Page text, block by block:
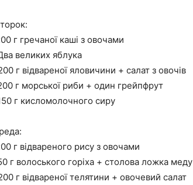
г гречаної каші з овочами
великих яблука
г відвареної яловичини + салат з овочів
г морської риби + один грейпфрут
г кисломолочного сиру
г відвареного рису з овочами
г волоського горіха + столова ложка меду
г відвареної телятини + овочевий салат